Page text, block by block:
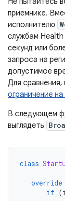
приемнике.
исполнителю
службам
секунд или
запроса на
допустимое
Для сравнения,
ограничение
В следующем
выглядеть
class
override
if (